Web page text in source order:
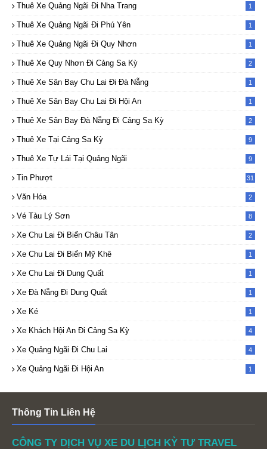
Thuê Xe Quảng Ngãi Đi Nha Trang 1
Thuê Xe Quảng Ngãi Đi Phú Yên 1
Thuê Xe Quảng Ngãi Đi Quy Nhơn 1
Thuê Xe Quy Nhơn Đi Cảng Sa Kỳ 2
Thuê Xe Sân Bay Chu Lai Đi Đà Nẵng 1
Thuê Xe Sân Bay Chu Lai Đi Hội An 1
Thuê Xe Sân Bay Đà Nẵng Đi Cảng Sa Kỳ 2
Thuê Xe Tại Cảng Sa Kỳ 9
Thuê Xe Tự Lái Tại Quảng Ngãi 9
Tin Phượt 31
Văn Hóa 2
Vé Tàu Lý Sơn 8
Xe Chu Lai Đi Biển Châu Tân 2
Xe Chu Lai Đi Biển Mỹ Khê 1
Xe Chu Lai Đi Dung Quất 1
Xe Đà Nẵng Đi Dung Quất 1
Xe Ké 1
Xe Khách Hội An Đi Cảng Sa Kỳ 4
Xe Quảng Ngãi Đi Chu Lai 4
Xe Quảng Ngãi Đi Hội An 1
Thông Tin Liên Hệ
CÔNG TY DỊCH VỤ XE DU LỊCH KỲ TƯ TRAVEL